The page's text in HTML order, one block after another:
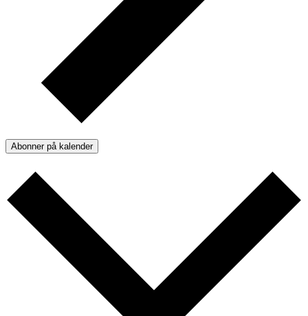
Abonner på kalender